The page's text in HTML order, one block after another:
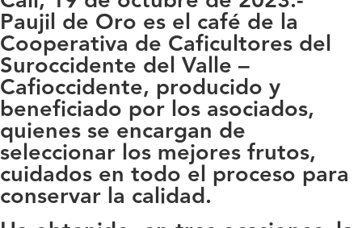
Paujil de Oro es el café de la
Cooperativa de Caficultores del
Suroccidente del Valle –
Cafioccidente, producido y
beneficiado por los asociados,
quienes se encargan de
seleccionar los mejores frutos,
cuidados en todo el proceso para
conservar la calidad.